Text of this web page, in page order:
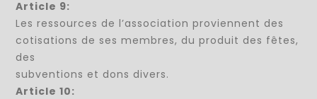
Article 9:
Les ressources de l’association proviennent des
cotisations de ses membres, du produit des fêtes,
des
subventions et dons divers.
Article 10: